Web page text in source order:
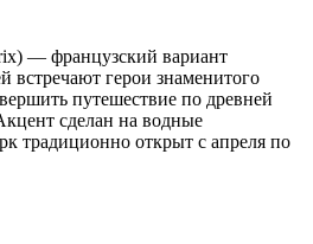
— французский вариант
встречают герои знаменитого
путешествие по древней
сделан на водные
традиционно открыт с апреля по